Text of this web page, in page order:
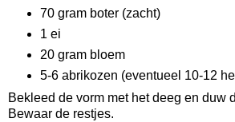
70 gram boter (zacht)
1 ei
20 gram bloem
5-6 abrikozen (eventueel 10-12
Bekleed de vorm met het deeg en duw
Bewaar de restjes.